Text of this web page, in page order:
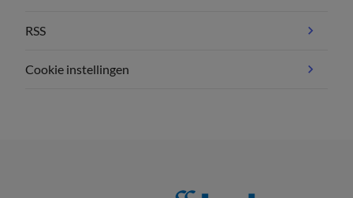
RSS
Cookie instellingen